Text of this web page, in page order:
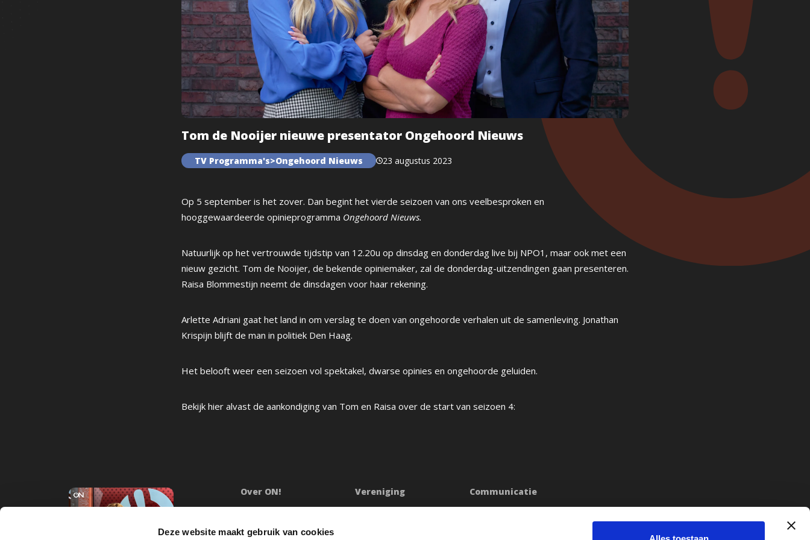
Deze website maakt gebruik van cookies
Tom de Nooijer nieuwe presentator Ongehoord Nieuws
TV Programma's>Ongehoord Nieuws 23 augustus 2023
Op 5 september is het zover. Dan begint het vierde seizoen van ons veelbesproken en
hooggewaardeerde opinieprogramma Ongehoord Nieuws.
Natuurlijk op het vertrouwde tijdstip van 12.20u op dinsdag en donderdag live bij NPO1, maar ook met een
nieuw gezicht. Tom de Nooijer, de bekende opiniemaker, zal de donderdag-uitzendingen gaan presenteren.
Raisa Blommestijn neemt de dinsdagen voor haar rekening.
Arlette Adriani gaat het land in om verslag te doen van ongehoorde verhalen uit de samenleving. Jonathan
Krispijn blijft de man in politiek Den Haag.
Het belooft weer een seizoen vol spektakel, dwarse opinies en ongehoorde geluiden.
Bekijk hier alvast de aankondiging van Tom en Raisa over de start van seizoen 4:
Over ON!
Onze missie
Word lid
Vereniging
Bestuur
Communicatie
Persberichten & Juridisch